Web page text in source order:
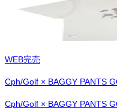
WEB完売
Cph/Golf × BAGGY PANTS
Cph/Golf × BAGGY PANTS